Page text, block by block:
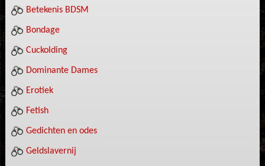
Betekenis BDSM
Bondage
Cuckolding
Dominante Dames
Erotiek
Fetish
Gedichten en odes
Geldslavernij